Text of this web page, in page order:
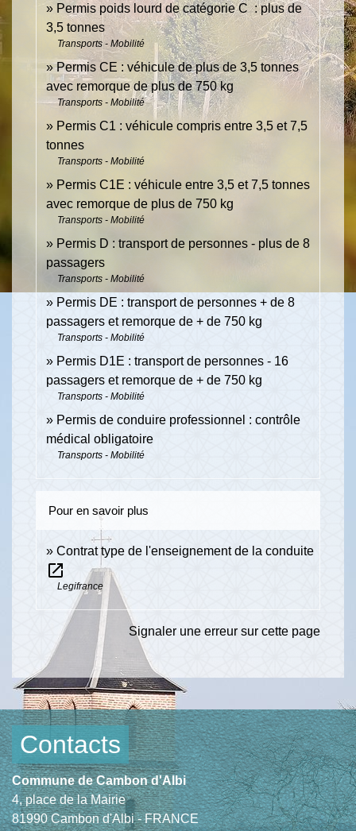
Permis poids lourd de catégorie C : plus de
3,5 tonnes
Transports - Mobilité
Permis CE : véhicule de plus de 3,5 tonnes
avec remorque de plus de 750 kg
Transports - Mobilité
Permis C1 : véhicule compris entre 3,5 et 7,5
tonnes
Transports - Mobilité
Permis C1E : véhicule entre 3,5 et 7,5 tonnes
avec remorque de plus de 750 kg
Transports - Mobilité
Permis D : transport de personnes - plus de 8
passagers
Transports - Mobilité
Permis DE : transport de personnes + de 8
passagers et remorque de + de 750 kg
Transports - Mobilité
Permis D1E : transport de personnes - 16
passagers et remorque de + de 750 kg
Transports - Mobilité
Permis de conduire professionnel : contrôle
médical obligatoire
Transports - Mobilité
Pour en savoir plus
Contrat type de l'enseignement de la conduite
open_in_new
Legifrance
Signaler une erreur sur cette page
Contacts
Commune de Cambon d'Albi
4, place de la Mairie
81990 Cambon d'Albi - FRANCE